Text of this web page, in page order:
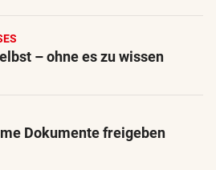
– ohne es zu wissen
Dokumente freigeben